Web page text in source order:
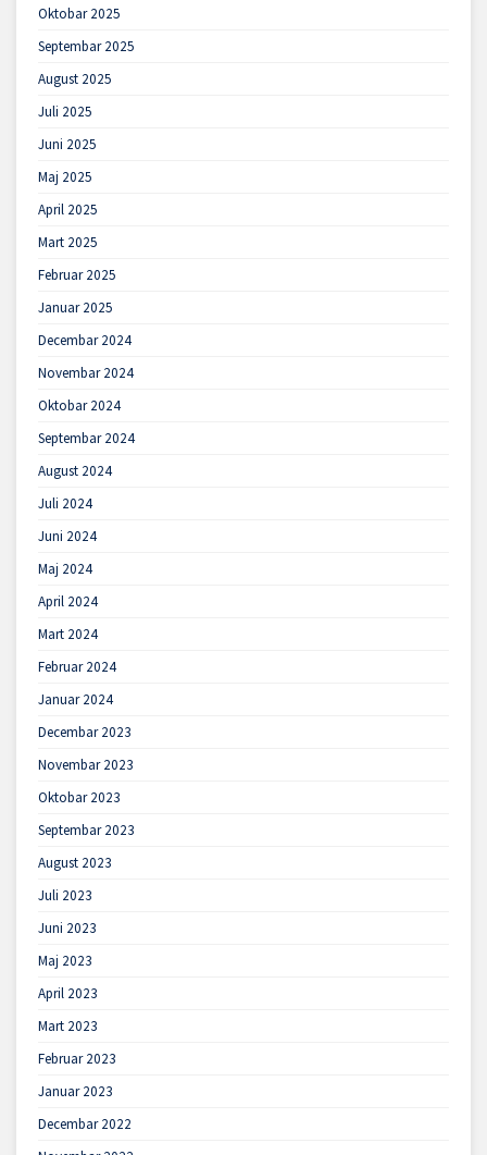
Oktobar 2025
Septembar 2025
August 2025
Juli 2025
Juni 2025
Maj 2025
April 2025
Mart 2025
Februar 2025
Januar 2025
Decembar 2024
Novembar 2024
Oktobar 2024
Septembar 2024
August 2024
Juli 2024
Juni 2024
Maj 2024
April 2024
Mart 2024
Februar 2024
Januar 2024
Decembar 2023
Novembar 2023
Oktobar 2023
Septembar 2023
August 2023
Juli 2023
Juni 2023
Maj 2023
April 2023
Mart 2023
Februar 2023
Januar 2023
Decembar 2022